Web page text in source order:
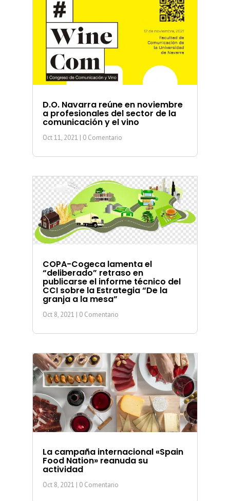
D.O. Navarra reúne en noviembre
a profesionales del sector de la
comunicación y el vino
Oct 11, 2021 | 0 Comentario
COPA-Cogeca lamenta el
“deliberado” retraso en
publicarse el informe técnico del
CCI sobre la Estrategia “De la
granja a la mesa”
Oct 8, 2021 | 0 Comentario
La campaña internacional «Spain
Food Nation» reanuda su
actividad
Oct 8, 2021 | 0 Comentario